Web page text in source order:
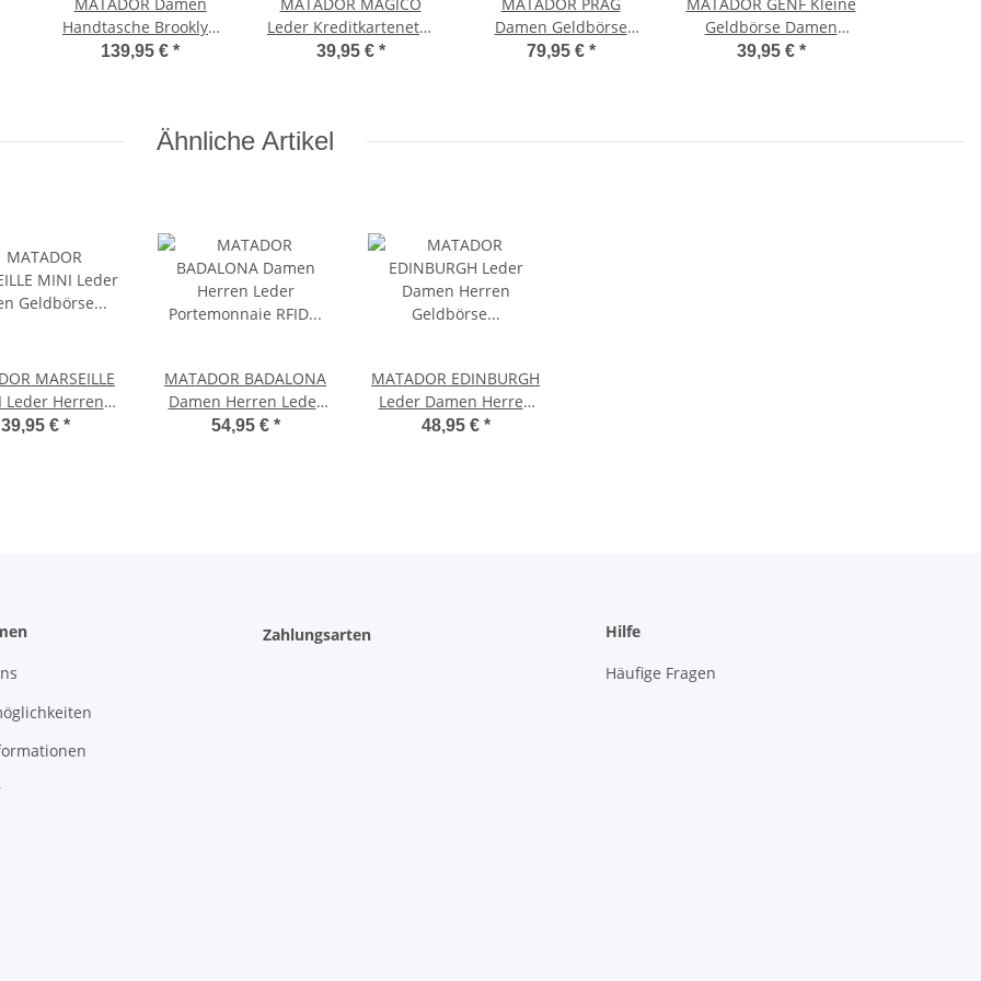
Handtasche Brooklyn
Schultertasche
139,95 € *
Leder Kreditkartenetui
Kartenetui Magic
39,95 € *
Damen Geldbörse
Leder Portemonnaie
79,95 € *
Geldbörse Damen
Herren RFID Schutz
39,95 € *
Ähnliche Artikel
MARSEILLE
Leder Herren
Börse Klein
39,95 € *
MATADOR BADALONA
Damen Herren Leder
Portemonnaie RFID TüV
54,95 € *
MATADOR EDINBURGH
Leder Damen Herren
Geldbörse
48,95 € *
Zahlungsarten Hilfe
Häufige Fragen